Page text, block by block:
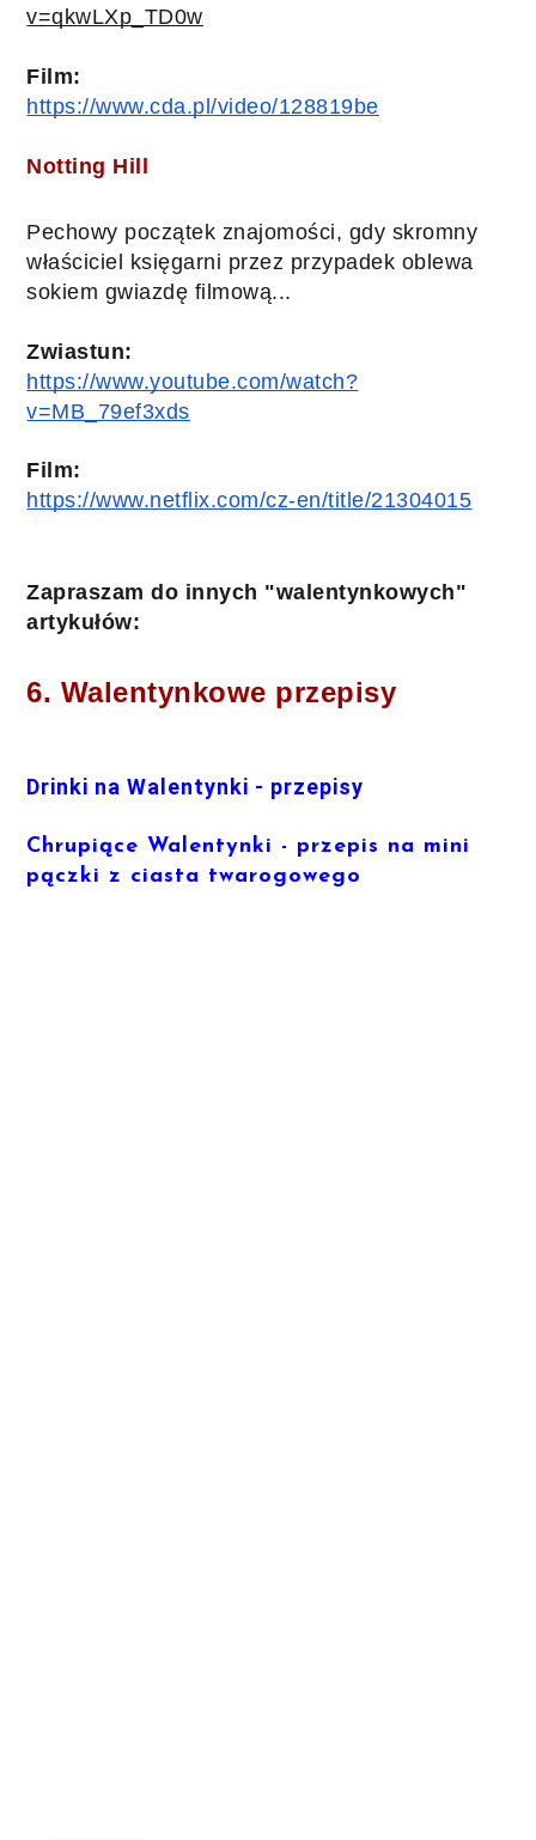
v=qkwLXp_TD0w
Film:
https://www.cda.pl/video/128819be
Notting Hill
Pechowy początek znajomości, gdy skromny
właściciel księgarni przez przypadek oblewa
sokiem gwiazdę filmową...
Zwiastun:
https://www.youtube.com/watch?
v=MB_79ef3xds
Film:
https://www.netflix.com/cz-en/title/21304015
Zapraszam do innych "walentynkowych"
artykułów:
6. Walentynkowe przepisy
Drinki na Walentynki - przepisy
Chrupiące Walentynki - przepis na mini
pączki z ciasta twarogowego